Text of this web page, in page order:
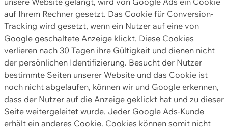
auf Ihrem Rechner gesetzt. Das Cookie für Conversion-
Tracking wird gesetzt, wenn ein Nutzer auf eine von
Google geschaltete Anzeige klickt. Diese Cookies
verlieren nach 30 Tagen ihre Gültigkeit und dienen nicht
der persönlichen Identifizierung. Besucht der Nutzer
bestimmte Seiten unserer Website und das Cookie ist
noch nicht abgelaufen, können wir und Google erkennen,
dass der Nutzer auf die Anzeige geklickt hat und zu dieser
Seite weitergeleitet wurde. Jeder Google Ads-Kunde
erhält ein anderes Cookie. Cookies können somit nicht